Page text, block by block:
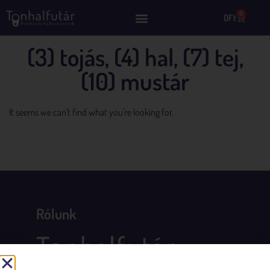
0Ft 0
(3) tojás, (4) hal, (7) tej,
(10) mustár
It seems we can't find what you're looking for.
Rólunk